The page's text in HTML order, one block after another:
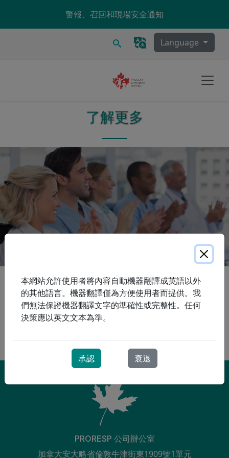
警報、召回和現場安全通知
搜尋 Language
了解更多
ProResp 是安大略省社區呼吸治療的領導者。我們與您建立
並培養信任關係，並幫助您培養自信地管理自身護理並最大
程度地提高獨立性的技能。
慢性阻塞性肺病
PRORESP 公司辦公室
加拿大安大略省倫敦牛津街東1909號1單元
本網站允許使用者將內容自動機器翻譯成英語以外
的其他語言。機器翻譯僅為方便使用者而提供。我
們無法保證機器翻譯文字的準確性或完整性。任何
決策應以英文文本為準。
承認 衰退